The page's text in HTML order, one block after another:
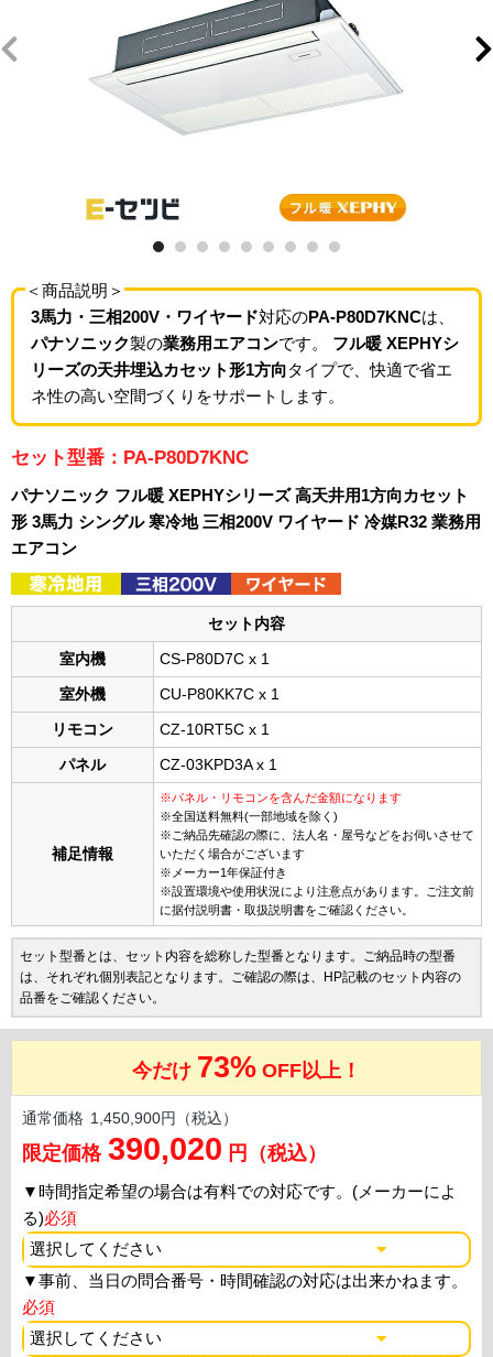
＜商品説明＞
3馬力・三相200V・ワイヤード対応のPA-P80D7KNCは、
パナソニック製の業務用エアコンです。 フル暖 XEPHYシ
リーズの天井埋込カセット形1方向タイプで、快適で省エ
ネ性の高い空間づくりをサポートします。
セット型番：PA-P80D7KNC
パナソニック フル暖 XEPHYシリーズ 高天井用1方向カセット
形 3馬力 シングル 寒冷地 三相200V ワイヤード 冷媒R32 業務用
エアコン
セット内容
室内機 CS-P80D7C x 1
室外機 CU-P80KK7C x 1
リモコン CZ-10RT5C x 1
パネル CZ-03KPD3A x 1
補足情報
※パネル・リモコンを含んだ金額になります
※全国送料無料(一部地域を除く)
※ご納品先確認の際に、法人名・屋号などをお伺いさせて
いただく場合がございます
※メーカー1年保証付き
※設置環境や使用状況により注意点があります。ご注文前
に据付説明書・取扱説明書をご確認ください。
セット型番とは、セット内容を総称した型番となります。ご納品時の型番
は、それぞれ個別表記となります。ご確認の際は、HP記載のセット内容の
品番をご確認ください。
今だけ 73% OFF以上！
通常価格 1,450,900円（税込）
限定価格 390,020 円（税込）
▼時間指定希望の場合は有料での対応です。(メーカーによ
る)必須
▼事前、当日の問合番号・時間確認の対応は出来かねます。
必須